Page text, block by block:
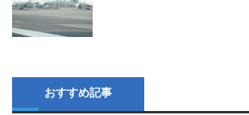
おすすめ記事